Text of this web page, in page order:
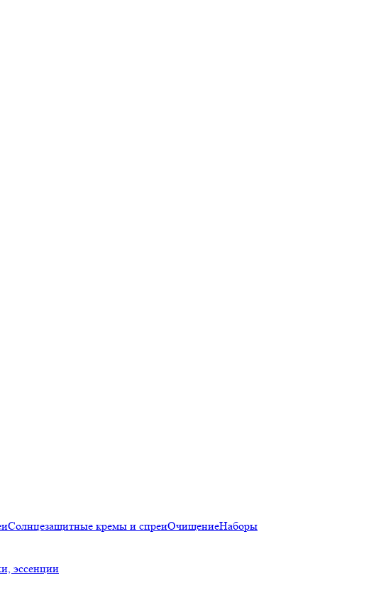
Солнцезащитные кремы и спреиОчищениеНаборы
эссенции